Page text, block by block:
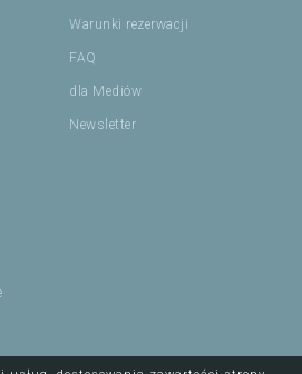
Warunki rezerwacji
FAQ
dla Mediów
Newsletter